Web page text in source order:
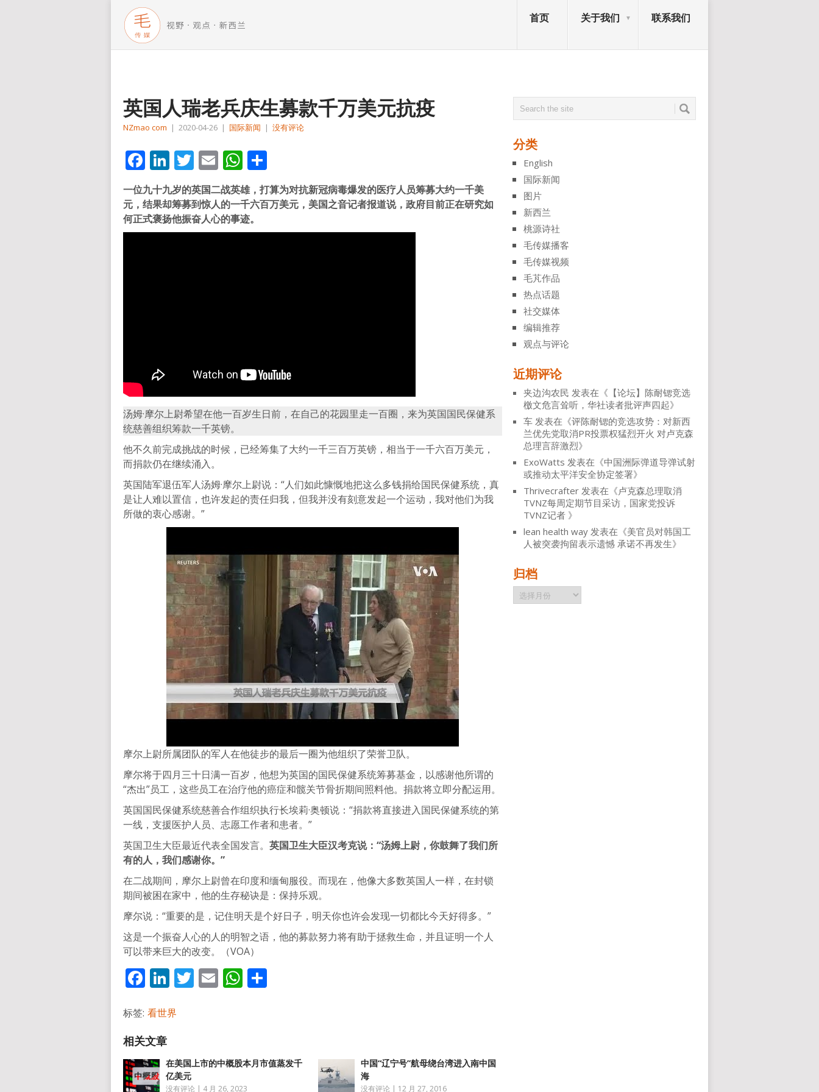
首页 关于我们 联系我们
英国人瑞老兵庆生募款千万美元抗疫
NZmao com | 2020-04-26 | 国际新闻 | 没有评论
Facebook
LinkedIn
Twitter
EmailWhatsApp
享
一位九十九岁的英国二战英雄，打算为对抗新冠病毒爆发的医疗人员筹募大约一千美
元，结果却筹募到惊人的一千六百万美元，美国之音记者报道说，政府目前正在研究如
何正式褒扬他振奋人心的事迹。
汤姆·摩尔上尉希望在他一百岁生日前，在自己的花园里走一百圈，来为英国国民保健系
统慈善组织筹款一千英镑。
他不久前完成挑战的时候，已经筹集了大约一千三百万英镑，相当于一千六百万美元，
而捐款仍在继续涌入。
英国陆军退伍军人汤姆·摩尔上尉说：“人们如此慷慨地把这么多钱捐给国民保健系统，真
是让人难以置信，也许发起的责任归我，但我并没有刻意发起一个运动，我对他们为我
所做的衷心感谢。”
摩尔上尉所属团队的军人在他徒步的最后一圈为他组织了荣誉卫队。
摩尔将于四月三十日满一百岁，他想为英国的国民保健系统筹募基金，以感谢他所谓的
“杰出”员工，这些员工在治疗他的癌症和髋关节骨折期间照料他。捐款将立即分配运用。
英国国民保健系统慈善合作组织执行长埃莉·奥顿说：“捐款将直接进入国民保健系统的第
一线，支援医护人员、志愿工作者和患者。”
英国卫生大臣最近代表全国发言。 英国卫生大臣汉考克说：“汤姆上尉，你鼓舞了我们所
有的人，我们感谢你。”
在二战期间，摩尔上尉曾在印度和缅甸服役。而现在，他像大多数英国人一样，在封锁
期间被困在家中，他的生存秘诀是：保持乐观。
摩尔说：“重要的是，记住明天是个好日子，明天你也许会发现一切都比今天好得多。”
这是一个振奋人心的人的明智之语，他的募款努力将有助于拯救生命，并且证明一个人
可以带来巨大的改变。（VOA）
Facebook
LinkedIn
Twitter
EmailWhatsApp
标签: 看世界
在美国上市的中概股本月市值蒸发千
亿美元
没有评论 | 4 月 26, 2023
中国“辽宁号”航母绕台湾进入南中国
海
没有评论 | 12 月 27, 2016
分类
English
国际新闻
图片
新西兰
桃源诗社
毛传媒播客
毛传媒视频
毛芃作品
热点话题
社交媒体
编辑推荐
观点与评论
近期评论
夹边沟农民 发表在《 【论坛】陈耐锶竞选
檄文危言耸听，华社读者批评声四起》
车 发表在《评陈耐锶的竞选攻势：对新西
兰优先党取消PR投票权猛烈开火 对卢克森
总理言辞激烈》
ExoWatts 发表在《中国洲际弹道导弹试射
或推动太平洋安全协定签署》
Thrivecrafter 发表在《卢克森总理取消
TVNZ每周定期节目采访，国家党投诉
TVNZ记者 》
lean health way 发表在《美官员对韩国工
人被突袭拘留表示遗憾 承诺不再发生》
归档
归
档